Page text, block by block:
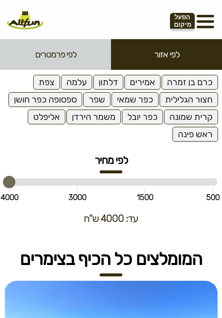
הפעל
מיקום
לפי אזור לפי פרמטרים
כרם בן זמרה אמירים דלתון עלמה
צפת
חצור הגלילית
כפר שמאי שפר
ספסופה כפר חושן
קרית שמונה
כפר יובל משמר הירדן
אליפלט
ראש פינה
לפי מחיר
500
1500
3000
4000
עד: 4000 ש"ח
המומלצים כל הכיף בצימרים